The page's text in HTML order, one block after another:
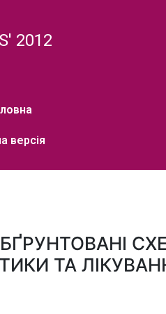
2012
версія
ТА